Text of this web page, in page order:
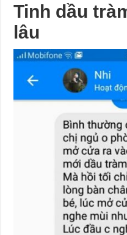
Tinh dầu
lâu